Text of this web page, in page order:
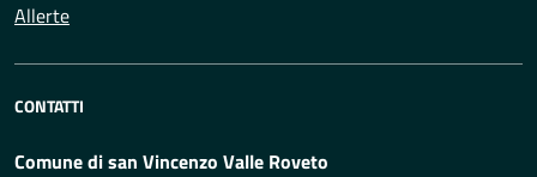
Allerte
CONTATTI
Comune di san Vincenzo Valle Roveto